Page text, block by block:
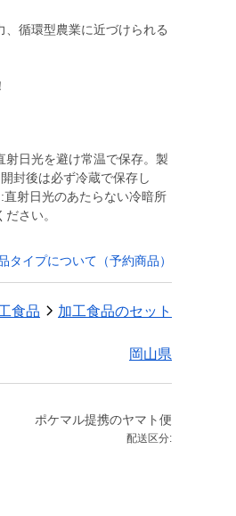
循環型農業に近づけられる
日光を避け常温で保存。製
封後は必ず冷蔵で保存し
射日光のあたらない冷暗所
さい。
タイプについて（予約商品）
食品 加工食品のセット
岡山県
ポケマル提携のヤマト便
配送区分: